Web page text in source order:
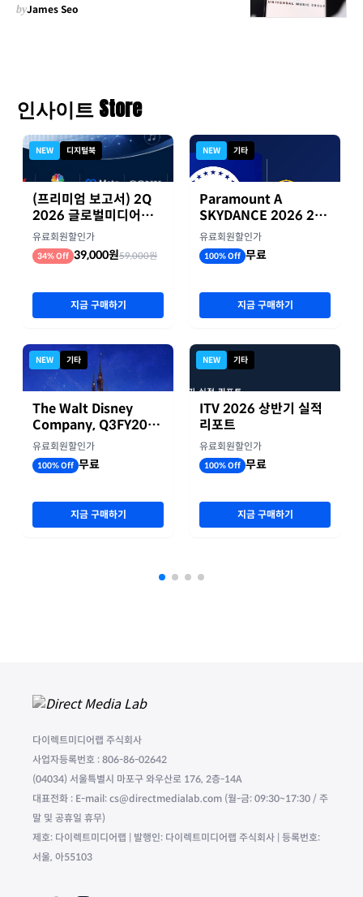
byJames Seo
인사이트 Store
NEW 디지털북
(프리미엄 보고서) 2Q
2026 글로벌미디어기
업 실적 종합 보고서
유료회원할인가
34% Off 39,000원59,000원
지금 구매하기
NEW 기타
The Walt Disney
Company, Q3FY2026
실적자료
유료회원할인가
100% Off 무료
지금 구매하기
NEW 기타
Paramount A
SKYDANCE 2026 2분
기 실적
유료회원할인가
100% Off 무료
지금 구매하기
NEW 기타
ITV 2026 상반기 실적
리포트
유료회원할인가
100% Off 무료
지금 구매하기
다이렉트미디어랩 주식회사
사업자등록번호 : 806-86-02642
(04034) 서울특별시 마포구 와우산로 176, 2층-14A
대표전화 : E-mail: cs@directmedialab.com (월-금: 09:30~17:30 / 주
말 및 공휴일 휴무)
제호: 다이렉트미디어랩 | 발행인: 다이렉트미디어랩 주식회사 | 등록번호:
서울, 아55103